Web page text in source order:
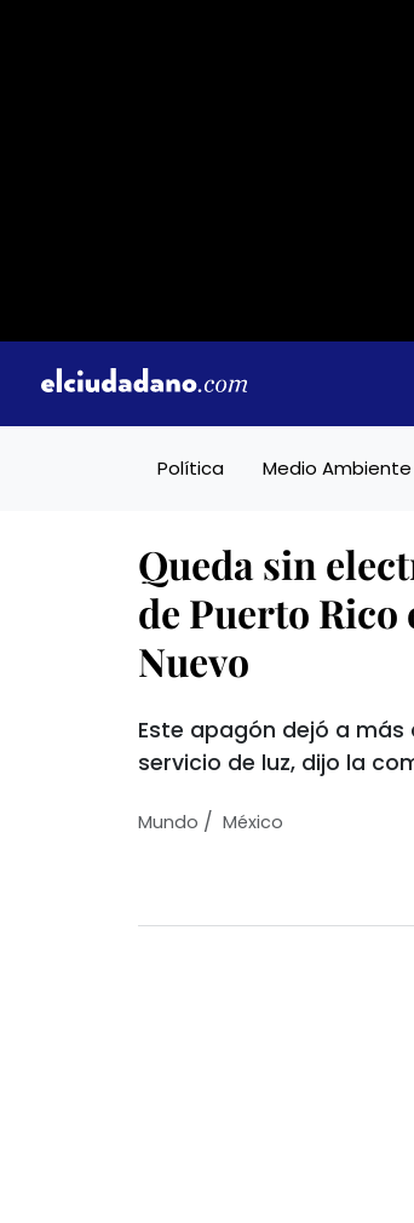
Política Medio Ambiente
Queda sin
de Puerto Rico
Nuevo
Este apagón dejó a más
servicio de luz, dijo la
Mundo / México